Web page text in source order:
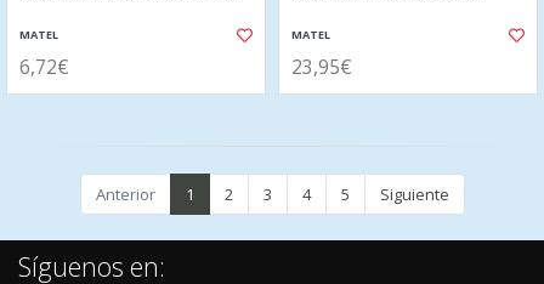
MATEL
6,72€
MATEL
23,95€
Anterior 1 2 3 4 5 Siguiente
Síguenos en: